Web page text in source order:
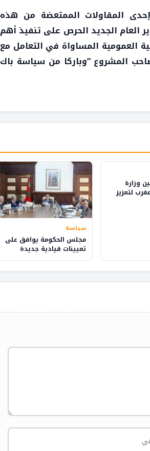
المقاولات الممتعضة من هذه
العام الجديد الحرص على تنفيذ أهم
العمومية المساواة في التعامل مع
المشروع “وباركا من سياسة باك
وزارة
لتعزيز
سياسة
مجلس الحكومة يوافق على
تعيينات قيادية جديدة